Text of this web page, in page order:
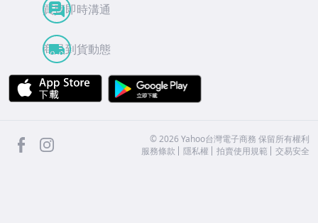
買賣即時溝通
商品到貨動態
APP Store
facebook ©2026 Yahoo台灣電子商務 保留所有權利
服務條款
隱私權 拍賣使用規範 交易安全